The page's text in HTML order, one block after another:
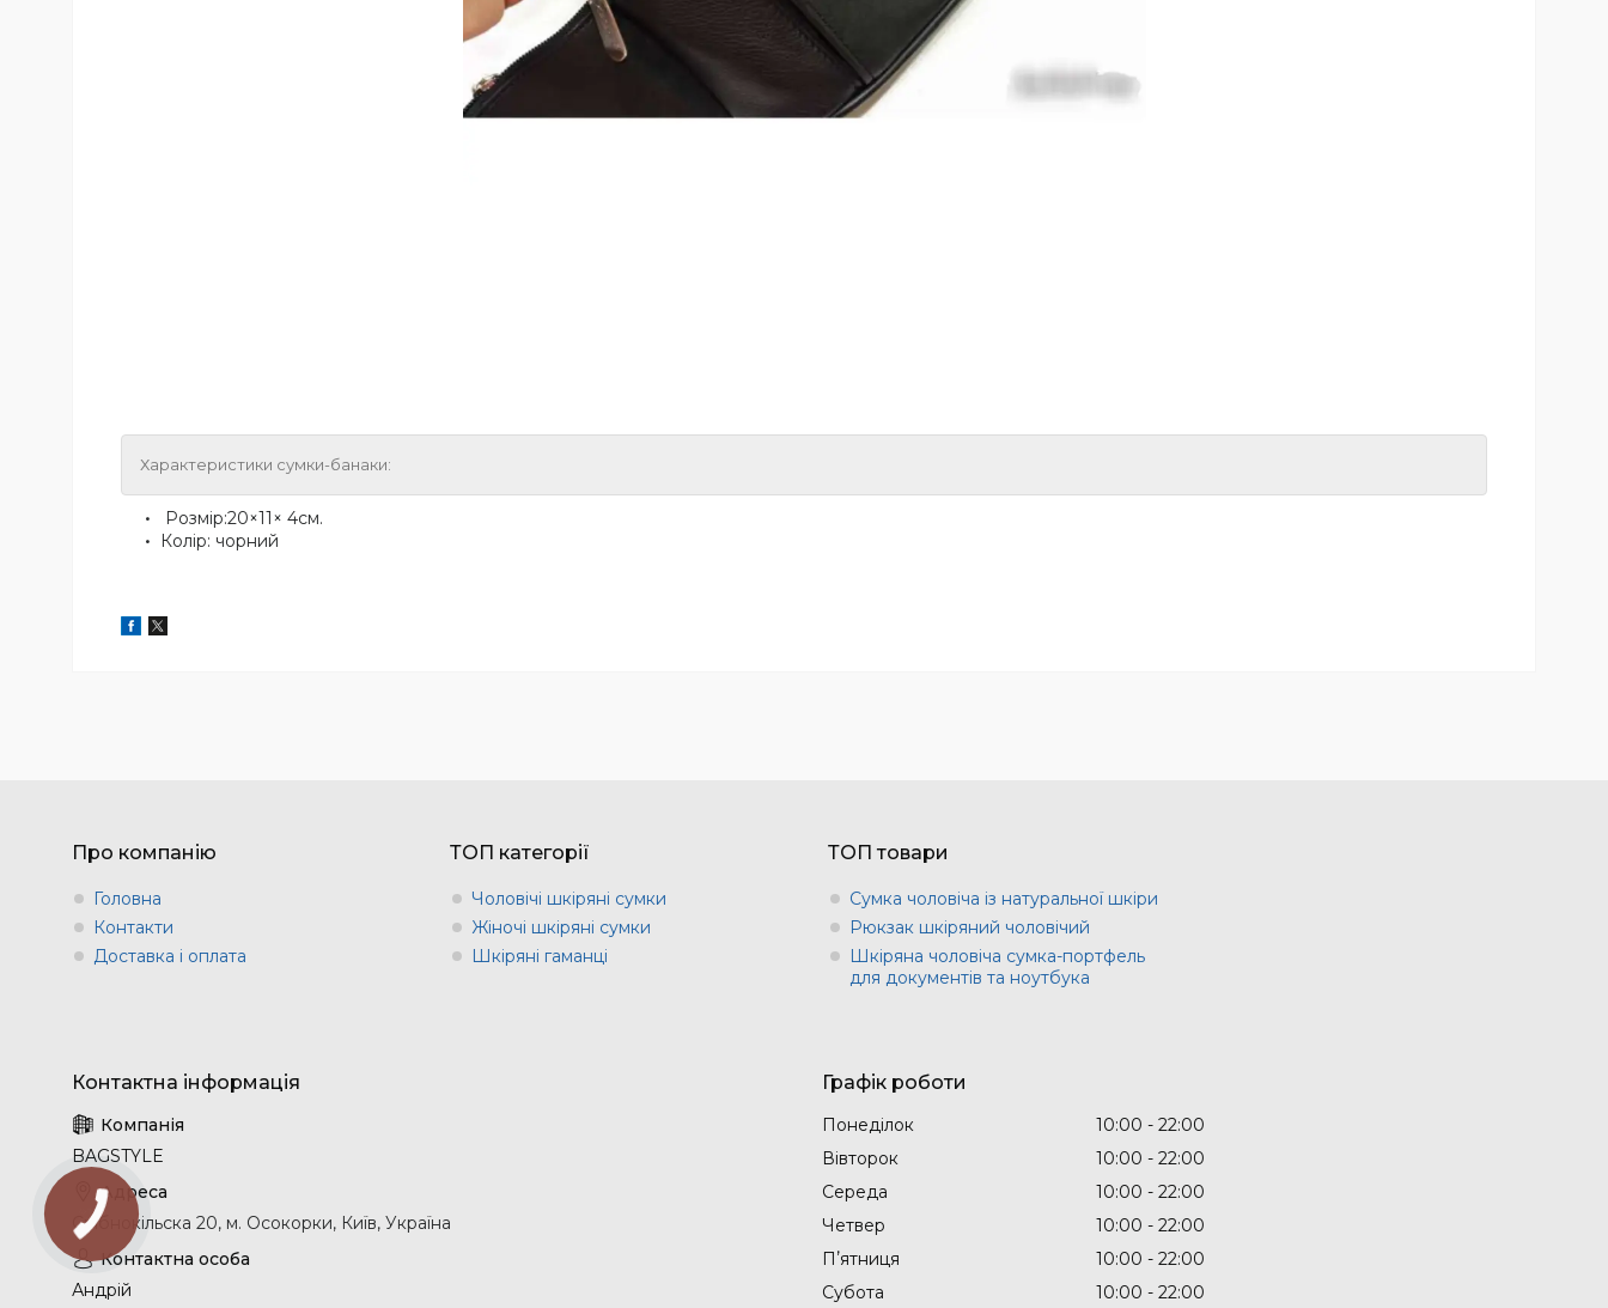
Характеристики сумки-банаки:
Розмір:20×11× 4см.
Колір: чорний
Про компанію
Головна
Контакти
Доставка і оплата
ТОП категорії
Чоловічі шкіряні сумки
Жіночі шкіряні сумки
Шкіряні гаманці
ТОП товари
Сумка чоловіча із натуральної шкіри
Рюкзак шкіряний чоловічий
Шкіряна чоловіча сумка-портфель
для документів та ноутбука
BAGSTYLE
Срібнокільска 20, м. Осокорки, Київ, Україна
Андрій
Графік роботи
Понеділок 10:00
22:00
Вівторок
10:00
22:00
Середа
10:00
22:00
Четвер
10:00
22:00
Пʼятниця
10:00
22:00
Субота
10:00 22:00